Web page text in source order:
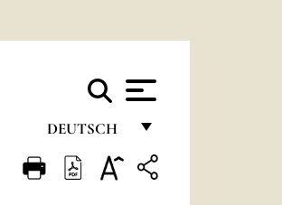
DEUTSCH
FRANÇAIS